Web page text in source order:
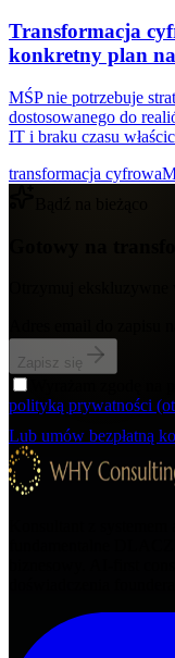
Transformacja
konkretny plan
MŚP nie potrzebuje
dostosowanego do
IT i braku czasu
transformacja cyfrowa
Zapisz się
polityką prywatności
Lub umów bezpłatną